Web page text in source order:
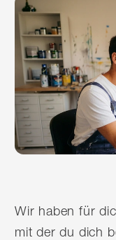
Wir haben für
mit der du dich